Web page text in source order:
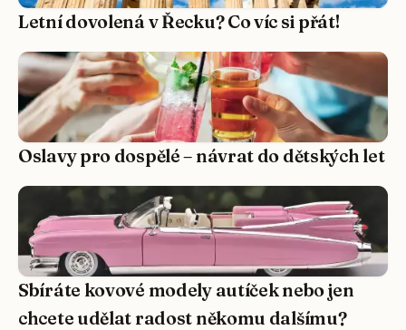
Letní dovolená v Řecku? Co víc si přát!
Oslavy pro dospělé – návrat do dětských let
Sbíráte kovové modely autíček nebo jen
chcete udělat radost někomu dalšímu?